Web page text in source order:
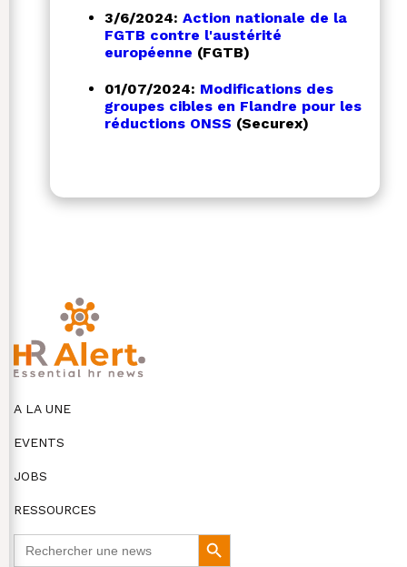
3/6/2024: Action nationale de la
FGTB contre l'austérité
européenne (FGTB)
01/07/2024: Modifications des
groupes cibles en Flandre pour les
réductions ONSS (Securex)
A LA UNE
EVENTS
JOBS
RESSOURCES
Search
Button